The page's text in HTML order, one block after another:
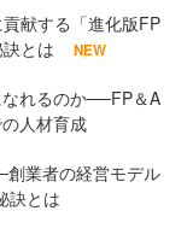
献する「進化版FP
とは
NEW
れるのか──FP＆A
人材育成
業者の経営モデル
訣とは